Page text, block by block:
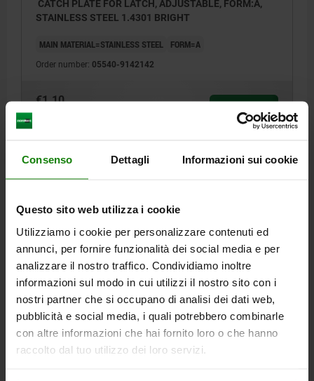
Consenso Dettagli Informazioni sui cookie
Questo sito web utilizza i cookie
Utilizziamo i cookie per personalizzare contenuti ed
annunci, per fornire funzionalità dei social media e per
analizzare il nostro traffico. Condividiamo inoltre
informazioni sul modo in cui utilizzi il nostro sito con i
nostri partner che si occupano di analisi dei dati web,
pubblicità e social media, i quali potrebbero combinarle
con altre informazioni che hai fornito loro o che hanno
raccolto dal tuo utilizzo dei loro servizi.
CATCH PLATE FOR LATCH, ADJUSTABLE, FORM:A,
STAINLESS STEEL 1.4301 BRIGHT
MAIN MATERIAL=STAINLESS STEEL FORM=A
Order number: 05540-9142142
€1.10
DETAILS
CAD
DOWNLOADS
Other customers also bought
NEW 26330